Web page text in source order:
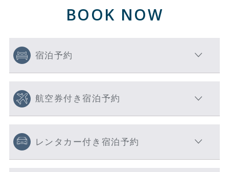
BOOK NOW
宿泊予約
航空券付き宿泊予約
レンタカー付き宿泊予約